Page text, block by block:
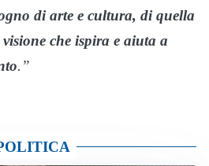
di arte e cultura, di quella
che ispira e aiuta a
.”